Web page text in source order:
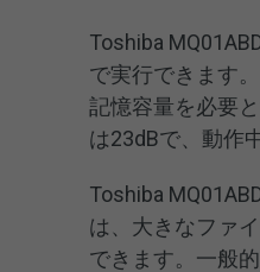
Toshiba
で実行できます
記憶容量を必要
は23dBで、動作
Toshiba
は、大きなファ
できます。一般